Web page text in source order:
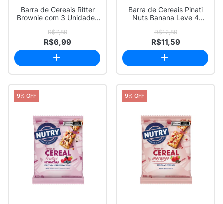
Barra de Cereais Ritter
Brownie com 3 Unidades
R$7,89
R$6,99
Barra de Cereais Pinati
Nuts Banana Leve 4
R$12,89
R$11,59
9% OFF 9% OFF